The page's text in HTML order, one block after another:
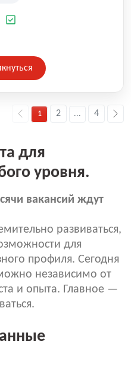
компании,
квалифицированные
долгосрочные
1 2 ... 4
для
уровня.
вакансий ждут
развиваться,
для
профиля. Сегодня
независимо от
и опыта. Главное —